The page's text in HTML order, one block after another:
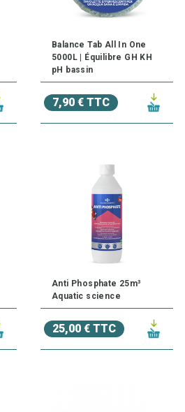
Balance Tab All In One
5000L | Équilibre GH KH
pH bassin
7,90 € TTC
Anti Phosphate 25m³
Aquatic science
25,00 € TTC